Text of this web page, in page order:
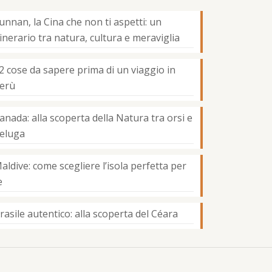
la Cina che non ti aspetti: un
tra natura, cultura e meraviglia
cose da sapere prima di un viaggio in
alla scoperta della Natura tra orsi e
come scegliere l’isola perfetta per
autentico: alla scoperta del Céara